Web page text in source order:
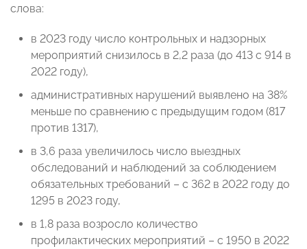
слова:
в 2023 году число контрольных и надзорных
мероприятий снизилось в 2,2 раза (до 413 с 914 в
2022 году),
административных нарушений выявлено на 38%
меньше по сравнению с предыдущим годом (817
против 1317),
в 3,6 раза увеличилось число выездных
обследований и наблюдений за соблюдением
обязательных требований – с 362 в 2022 году до
1295 в 2023 году,
в 1,8 раза возросло количество
профилактических мероприятий – с 1950 в 2022